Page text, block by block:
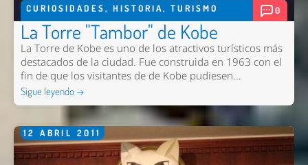
CURIOSIDADES, HISTORIA, TURISMO 0
La Torre "Tambor" de Kobe
La Torre de Kobe es uno de los atractivos turísticos más
destacados de la ciudad. Fue construida en 1963 con el
fin de que los visitantes de de Kobe pudiesen...
Sigue leyendo →
12 ABRIL 2011